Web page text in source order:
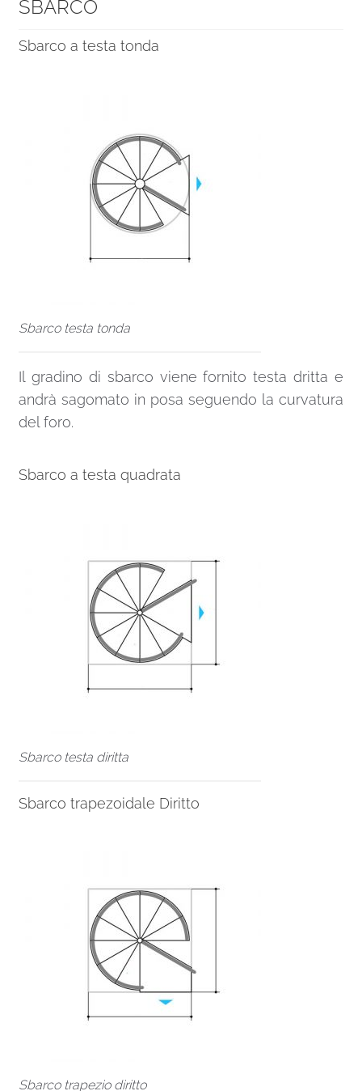
SBARCO
Sbarco a testa tonda
Sbarco testa tonda
Il gradino di sbarco viene fornito testa dritta e
andrà sagomato in posa seguendo la curvatura
del foro.
Sbarco a testa quadrata
Sbarco testa diritta
Sbarco trapezoidale Diritto
Sbarco trapezio diritto